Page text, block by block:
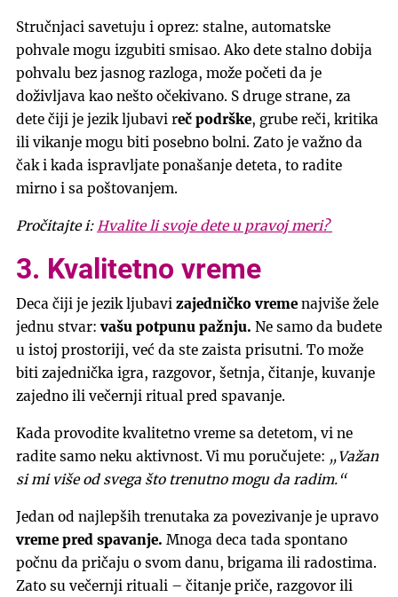
Stručnjaci savetuju i oprez: stalne, automatske
pohvale mogu izgubiti smisao. Ako dete stalno dobija
pohvalu bez jasnog razloga, može početi da je
doživljava kao nešto očekivano. S druge strane, za
dete čiji je jezik ljubavi reč podrške, grube reči, kritika
ili vikanje mogu biti posebno bolni. Zato je važno da
čak i kada ispravljate ponašanje deteta, to radite
mirno i sa poštovanjem.
Pročitajte i:Hvalite li svoje dete u pravoj meri?
3. Kvalitetno vreme
Deca čiji je jezik ljubavi zajedničko vreme najviše žele
jednu stvar:vašu potpunu pažnju. Ne samo da budete
u istoj prostoriji, već da ste zaista prisutni. To može
biti zajednička igra, razgovor, šetnja, čitanje, kuvanje
zajedno ili večernji ritual pred spavanje.
Kada provodite kvalitetno vreme sa detetom, vi ne
radite samo neku aktivnost. Vi mu poručujete: „Važan
si mi više od svega što trenutno mogu da radim.“
Jedan od najlepših trenutaka za povezivanje je upravo
vreme pred spavanje. Mnoga deca tada spontano
počnu da pričaju o svom danu, brigama ili radostima.
Zato su večernji rituali – čitanje priče, razgovor ili